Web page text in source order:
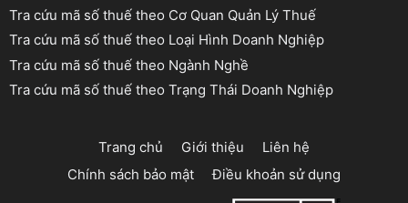
Tra cứu mã số thuế theo Cơ Quan Quản Lý Thuế
Tra cứu mã số thuế theo Loại Hình Doanh Nghiệp
Tra cứu mã số thuế theo Ngành Nghề
Tra cứu mã số thuế theo Trạng Thái Doanh Nghiệp
Trang chủ Giới thiệu
Liên hệ
Chính sách bảo mật
Điều khoản sử dụng